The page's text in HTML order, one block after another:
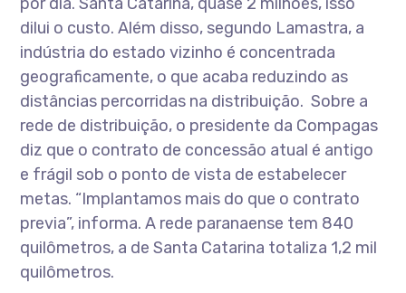
dilui o custo. Além disso, segundo Lamastra, a
indústria do estado vizinho é concentrada
geograficamente, o que acaba reduzindo as
distâncias percorridas na distribuição. Sobre a
rede de distribuição, o presidente da Compagas
diz que o contrato de concessão atual é antigo
e frágil sob o ponto de vista de estabelecer
metas. “Implantamos mais do que o contrato
previa”, informa. A rede paranaense tem 840
quilômetros, a de Santa Catarina totaliza 1,2 mil
quilômetros.